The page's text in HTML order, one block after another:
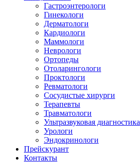
Гастроэнтерологи
Гинекологи
Дерматологи
Кардиологи
Маммологи
Неврологи
Ортопеды
Отоларингологи
Проктологи
Ревматологи
Сосудистые хирурги
Терапевты
Травматологи
Ультразвуковая диагностика
Урологи
Эндокринологи
Прейскурант
Контакты